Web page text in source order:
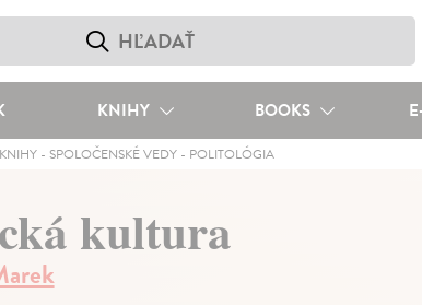
KNIHY BOOKS
KNIHY- SPOLOČENSKÉ VEDY- POLITOLÓGIA
kultura